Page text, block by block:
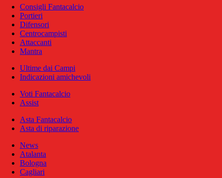
Consigli Fantacalcio
Portieri
Difensori
Centrocampisti
Attaccanti
Mantra
Ultime dai Campi
Indicazioni amichevoli
Voti Fantacalcio
Assist
Asta Fantacalcio
Asta di riparazione
News
Atalanta
Bologna
Cagliari